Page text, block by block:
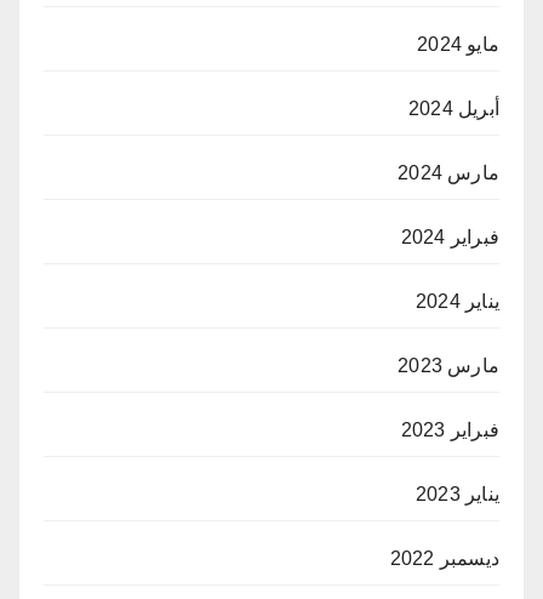
مايو 2024
أبريل 2024
مارس 2024
فبراير 2024
يناير 2024
مارس 2023
فبراير 2023
يناير 2023
ديسمبر 2022